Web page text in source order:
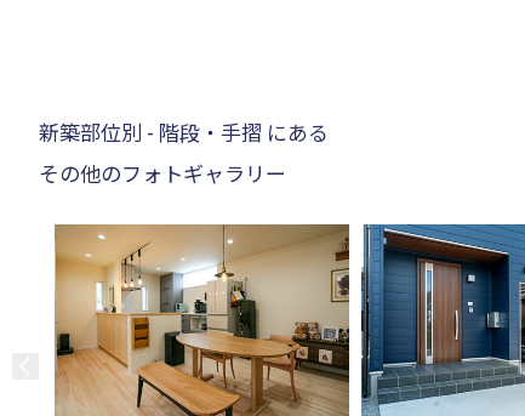
新築部位別 - 階段・手摺 にある
その他のフォトギャラリー